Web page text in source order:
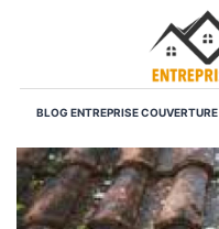
BLOG ENTREPRISE COUVERTURE